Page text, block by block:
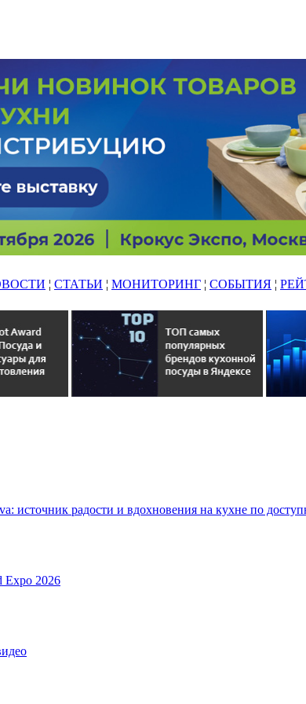
¦ СТАТЬИ ¦ МОНИТОРИНГ ¦ СОБЫТИЯ ¦
радости и вдохновения на кухне по
Expo 2026